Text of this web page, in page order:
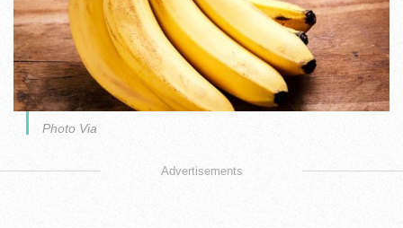
Photo Via
Advertisements